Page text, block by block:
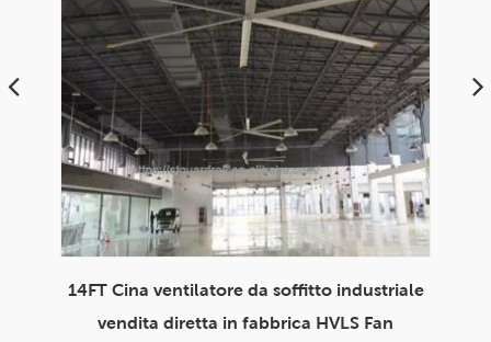
Cina Garage ventilatore di scarico
industriale ventilatore da soffitto fabbrica